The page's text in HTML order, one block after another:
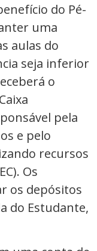
do Pé-
uma
aulas do
seja inferior
o
pela
e pelo
recursos
Os
os depósitos
do Estudante,